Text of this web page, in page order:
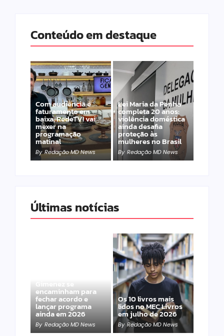
Conteúdo em destaque
Com audiência e
faturamento em
baixa, RedeTV! vai
mexer na
programação
matinal
By Redação MD News
Lei Maria da Penha
completa 20 anos:
violência doméstica
ainda desafia
proteção às
mulheres no Brasil
By Redação MD News
Últimas notícias
Gimenez se
encaminham para
fechar acordo e
lançar programa
ainda em 2026
By Redação MD News
Os 10 livros mais
lidos no MEC Livros
em julho de 2026
By Redação MD News